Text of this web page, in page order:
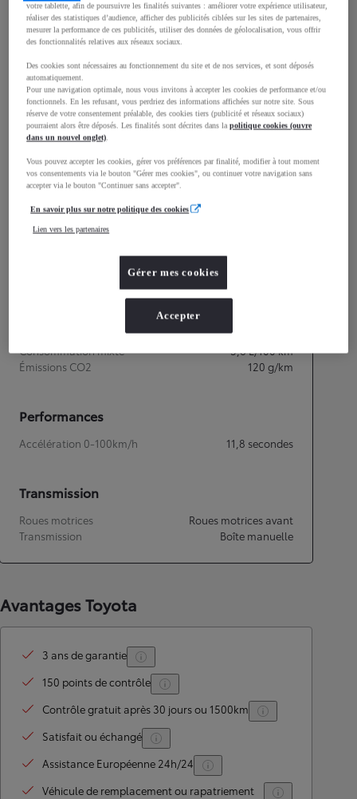
Hauteur
1 455
mm
Consommation mixte 5,6L/100 km
Émissions CO2
120 g/km
Performances
Accélération 0-100km/h 11,8 secondes
Transmission
Roues motrices
Roues motrices avant
Transmission
Boîte manuelle
Avantages Toyota
3 ans de garantie
150 points de contrôle
Contrôle gratuit après 30 jours ou 1500km
Satisfait ou échangé
Assistance Européenne 24h/24
Véhicule de remplacement ou rapatriement
votre tablette, afin de poursuivre les finalités suivantes : améliorer votre expérience utilisateur,
réaliser des statistiques d’audience, afficher des publicités ciblées sur les sites de partenaires,
mesurer la performance de ces publicités, utiliser des données de géolocalisation, vous offrir
des fonctionnalités relatives aux réseaux sociaux.
Des cookies sont nécessaires au fonctionnement du site et de nos services, et sont déposés
automatiquement.
Pour une navigation optimale, nous vous invitons à accepter les cookies de performance et/ou
fonctionnels. En les refusant, vous perdriez des informations affichées sur notre site. Sous
réserve de votre consentement préalable, des cookies tiers (publicité et réseaux sociaux)
pourraient alors être déposés. Les finalités sont décrites dans lapolitique cookies (ouvre
dans un nouvel onglet).
Vous pouvez accepter les cookies, gérer vos préférences par finalité, modifier à tout moment
vos consentements via le bouton "Gérer mes cookies", ou continuer votre navigation sans
accepter via le bouton "Continuer sans accepter".
En savoir plus sur notre politique des cookies
Lien vers les partenaires
Gérer mes cookies
Accepter